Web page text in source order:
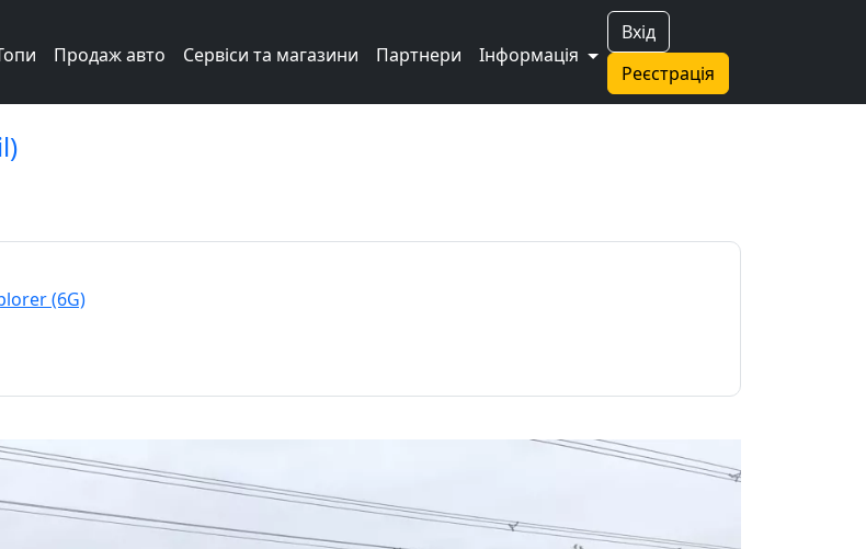
Вхід
Реєстрація
Продаж авто Сервіси та магазини Партнери Інформація
(6G)